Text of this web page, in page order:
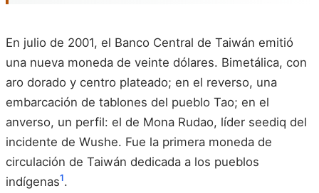
En julio de 2001, el Banco Central de Taiwán emitió
una nueva moneda de veinte dólares. Bimetálica, con
aro dorado y centro plateado; en el reverso, una
embarcación de tablones del pueblo Tao; en el
anverso, un perfil: el de Mona Rudao, líder seediq del
incidente de Wushe. Fue la primera moneda de
circulación de Taiwán dedicada a los pueblos
indígenas1.